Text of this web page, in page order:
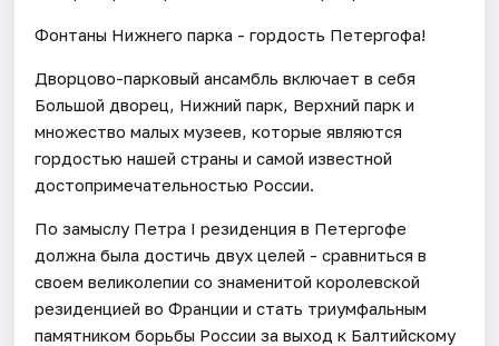
Фонтаны Нижнего парка - гордость Петергофа!
Дворцово-парковый ансамбль включает в себя
Большой дворец, Нижний парк, Верхний парк и
множество малых музеев, которые являются
гордостью нашей страны и самой известной
достопримечательностью России.
По замыслу Петра I резиденция в Петергофе
должна была достичь двух целей - сравниться в
своем великолепии со знаменитой королевской
резиденцией во Франции и стать триумфальным
памятником борьбы России за выход к Балтийскому